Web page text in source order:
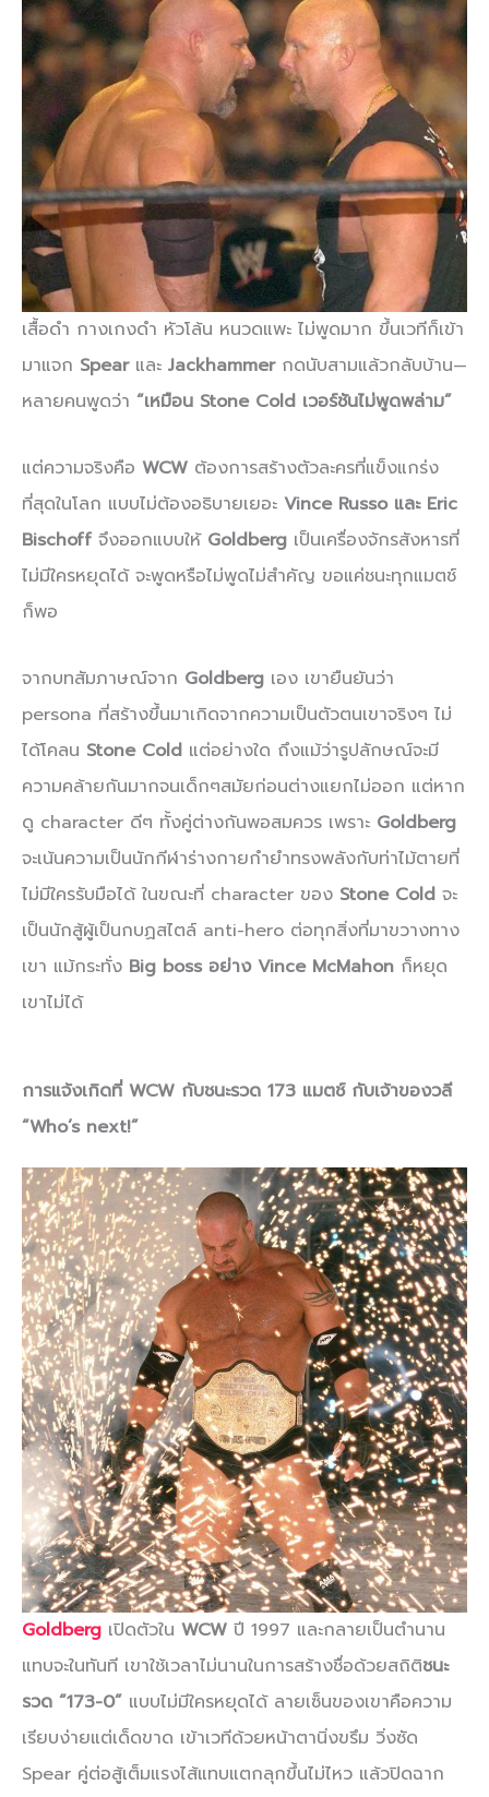
เสื้อดำ กางเกงดำ หัวโล้น หนวดแพะ ไม่พูดมาก ขึ้นเวทีก็เข้า
มาแจก Spearและ Jackhammerกดนับสามแล้วกลับบ้าน—
หลายคนพูดว่า “เหมือน Stone Cold เวอร์ชันไม่พูดพล่าม”
แต่ความจริงคือ WCW ต้องการสร้างตัวละครที่แข็งแกร่ง
ที่สุดในโลก แบบไม่ต้องอธิบายเยอะ Vince Russo และ Eric
Bischoff จึงออกแบบให้ Goldberg เป็นเครื่องจักรสังหารที่
ไม่มีใครหยุดได้ จะพูดหรือไม่พูดไม่สำคัญ ขอแค่ชนะทุกแมตช์
ก็พอ
จากบทสัมภาษณ์จาก Goldberg เอง เขายืนยันว่า
persona ที่สร้างขึ้นมาเกิดจากความเป็นตัวตนเขาจริงๆ ไม่
ได้โคลน Stone Cold แต่อย่างใด ถึงแม้ว่ารูปลักษณ์จะมี
ความคล้ายกันมากจนเด็กๆสมัยก่อนต่างแยกไม่ออก แต่หาก
ดู character ดีๆ ทั้งคู่ต่างกันพอสมควร เพราะ Goldberg
จะเน้นความเป็นนักกีฬาร่างกายกำยำทรงพลังกับท่าไม้ตายที่
ไม่มีใครรับมือได้ ในขณะที่ character ของ Stone Cold จะ
เป็นนักสู้ผู้เป็นกบฏสไตล์ anti-hero ต่อทุกสิ่งที่มาขวางทาง
เขา แม้กระทั่ง Big boss อย่าง Vince McMahon ก็หยุด
เขาไม่ได้
การแจ้งเกิดที่ WCW กับชนะรวด 173 แมตช์ กับเจ้าของวลี
“Who’s next!”
Goldberg เปิดตัวใน WCW ปี 1997 และกลายเป็นตำนาน
แทบจะในทันที เขาใช้เวลาไม่นานในการสร้างชื่อด้วยสถิติชนะ
รวด “173-0” แบบไม่มีใครหยุดได้ ลายเซ็นของเขาคือความ
เรียบง่ายแต่เด็ดขาด เข้าเวทีด้วยหน้าตานิ่งขรึม วิ่งซัด
Spear คู่ต่อสู้เต็มแรงไส้แทบแตกลุกขึ้นไม่ไหว แล้วปิดฉาก